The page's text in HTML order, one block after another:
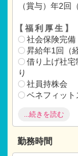
（賞与）年2回
【福利厚生】
社会保険完備
昇給年1回（
借り上げ社
り
社員持株会
ベネフィッ
ファストドク
インフルエン
退職金制度あ
...続きを読む
勤務時間